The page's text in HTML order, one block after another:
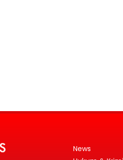
News